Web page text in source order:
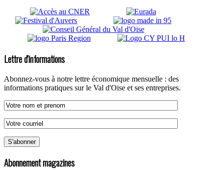
Lettre d'informations
Abonnez-vous à notre lettre économique mensuelle : des
informations pratiques sur le Val d'Oise et ses entreprises.
Abonnement magazines